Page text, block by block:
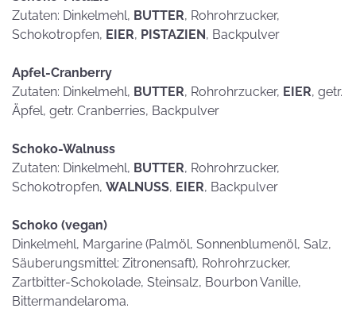
Zutaten: Dinkelmehl, BUTTER, Rohrohrzucker,
Schokotropfen, EIER, PISTAZIEN, Backpulver
Apfel-Cranberry
Zutaten: Dinkelmehl, BUTTER, Rohrohrzucker, EIER, getr.
Äpfel, getr. Cranberries, Backpulver
Schoko-Walnuss
Zutaten: Dinkelmehl, BUTTER, Rohrohrzucker,
Schokotropfen, WALNUSS, EIER, Backpulver
Schoko (vegan)
Dinkelmehl, Margarine (Palmöl, Sonnenblumenöl, Salz,
Säuberungsmittel: Zitronensaft), Rohrohrzucker,
Zartbitter-Schokolade, Steinsalz, Bourbon Vanille,
Bittermandelaroma.